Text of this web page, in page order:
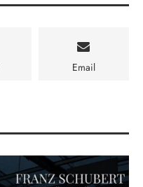
Email